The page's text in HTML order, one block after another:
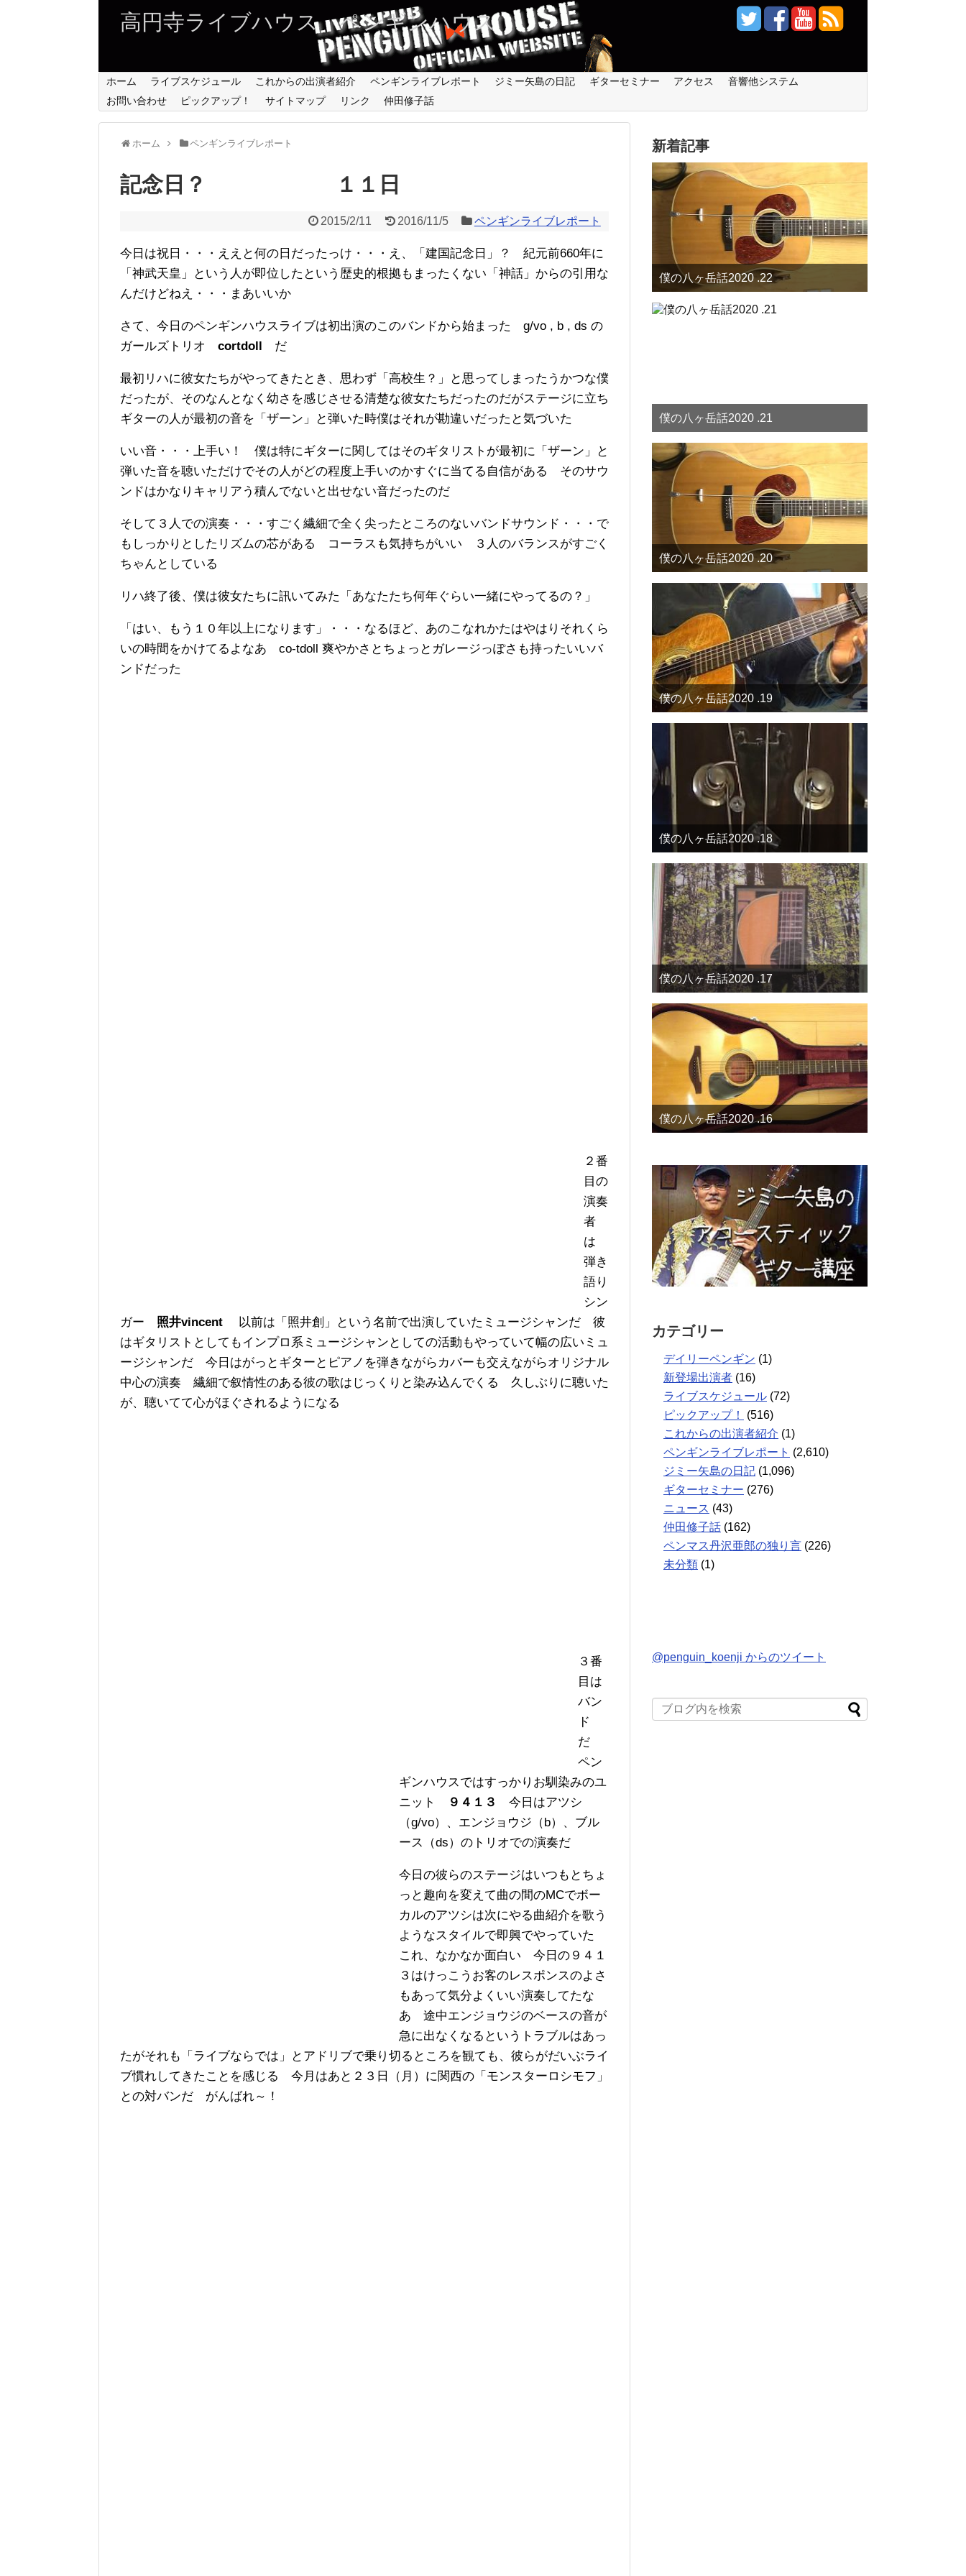
高円寺ライブハウス ペンギンハウス
ホーム ライブスケジュール これからの出演者紹介 ペンギンライブレポート ジミー矢島の日記 ギターセミナー アクセス
音響他システム
お問い合わせ
ピックアップ！ サイトマップ リンク 仲田修子話
ホーム ペンギンライブレポート
記念日？ １１日
2015/2/11 2016/11/5 ペンギンライブレポート
今日は祝日・・・ええと何の日だったっけ・・・え、「建国記念日」？ 紀元前660年に
「神武天皇」という人が即位したという歴史的根拠もまったくない「神話」からの引用な
んだけどねえ・・・まあいいか
さて、今日のペンギンハウスライブは初出演のこのバンドから始まった g/vo , b , ds の
ガールズトリオ cortdoll だ
最初リハに彼女たちがやってきたとき、思わず「高校生？」と思ってしまったうかつな僕
だったが、そのなんとなく幼さを感じさせる清楚な彼女たちだったのだがステージに立ち
ギターの人が最初の音を「ザーン」と弾いた時僕はそれが勘違いだったと気づいた
いい音・・・上手い！ 僕は特にギターに関してはそのギタリストが最初に「ザーン」と
弾いた音を聴いただけでその人がどの程度上手いのかすぐに当てる自信がある そのサウ
ンドはかなりキャリアう積んでないと出せない音だったのだ
そして３人での演奏・・・すごく繊細で全く尖ったところのないバンドサウンド・・・で
もしっかりとしたリズムの芯がある コーラスも気持ちがいい ３人のバランスがすごく
ちゃんとしている
リハ終了後、僕は彼女たちに訊いてみた「あなたたち何年ぐらい一緒にやってるの？」
「はい、もう１０年以上になります」・・・なるほど、あのこなれかたはやはりそれくら
いの時間をかけてるよなあ co-tdoll 爽やかさとちょっとガレージっぽさも持ったいいバ
ンドだった
２番
目の
演奏
者
は
弾き
語り
シン
ガー 照井vincent 以前は「照井創」という名前で出演していたミュージシャンだ 彼
はギタリストとしてもインプロ系ミュージシャンとしての活動もやっていて幅の広いミュ
ージシャンだ 今日はがっとギターとピアノを弾きながらカバーも交えながらオリジナル
中心の演奏 繊細で叙情性のある彼の歌はじっくりと染み込んでくる 久しぶりに聴いた
が、聴いてて心がほぐされるようになる
３番
目は
バン
ド
だ
ペン
ギンハウスではすっかりお馴染みのユ
ニット
９４１３
今日はアツシ
（g/vo）、エンジョウジ（b）、ブル
ース（ds）のトリオでの演奏だ
今日の彼らのステージはいつもとちょ
っと趣向を変えて曲の間のMCでボー
カルのアツシは次にやる曲紹介を歌う
ようなスタイルで即興でやっていた
これ、なかなか面白い 今日の９４１
３はけっこうお客のレスポンスのよさ
もあって気分よくいい演奏してたな
あ 途中エンジョウジのベースの音が
急に出なくなるというトラブルはあっ
たがそれも「ライブならでは」とアドリブで乗り切るところを観ても、彼らがだいぶライ
ブ慣れしてきたことを感じる 今月はあと２３日（月）に関西の「モンスターロシモフ」
との対バンだ がんばれ～！
新着記事
僕の八ヶ岳話2020 .22
僕の八ヶ岳話2020 .21
僕の八ヶ岳話2020 .20
僕の八ヶ岳話2020 .19
僕の八ヶ岳話2020 .18
僕の八ヶ岳話2020 .17
僕の八ヶ岳話2020 .16
カテゴリー
デイリーペンギン (1)
新登場出演者 (16)
ライブスケジュール (72)
ピックアップ！
(516)
これからの出演者紹介 (1)
ペンギンライブレポート (2,610)
ジミー矢島の日記 (1,096)
ギターセミナー (276)
ニュース (43)
仲田修子話 (162)
ペンマス丹沢亜郎の独り言 (226)
未分類 (1)
@penguin_koenji からのツイート